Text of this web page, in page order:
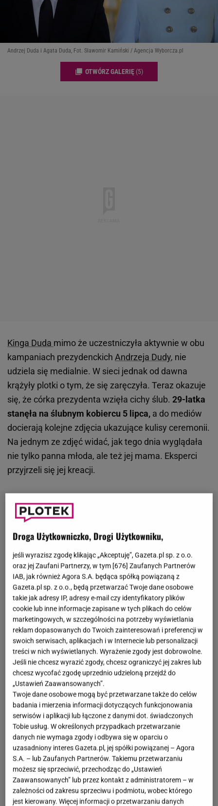
Andrzej Duda i Agata Duda, Fot. Sławomir Kamiński / Agencja Wyborcza.pl
OTWÓRZ GALERIĘ (5)
Kinga Duda mimo że uczestniczyła aktywnie w obu
kampaniach prezydenckich Andrzeja Dudy, nie
udziela się medialnie. W sieci jednak od dawna
krążyły plotki o tym, że się zaręczyła. Teraz okazuje
się, że córka prezydenta wzięła cichy ślub. 29-latka
stanęła na ślubnym kobiercu 5 lipca, a do mediów
docierają kolejne zdjęcia ukazujące kulisy ceremonii.
Na jednym ze zdjęć widać, jak tego dnia wyglądała
nie tylko panna młoda, ale też jej mama. Eksperci
przyjrzeli się jej kreacji.
Droga Użytkowniczko, Drogi Użytkowniku,
jeśli wyrazisz zgodę klikając „Akceptuję”, Gazeta.pl sp. z o.o.
oraz jej Zaufani Partnerzy, w tym [676] Zaufanych Partnerów
IAB, jak również Agora S.A. będąca spółką powiązaną z
Gazeta.pl sp. z o.o., będą przetwarzać Twoje dane osobowe
takie jak adresy IP, adresy e-mail czy identyfikatory plików
cookie lub inne informacje zapisane w tych plikach do celów
marketingowych, w szczególności na potrzeby wyświetlania
reklam dopasowanych do Twoich zainteresowań i preferencji w
swoich serwisach, aplikacjach i w Internecie lub personalizacji
treści w nich wyświetlanych. Wyrażenie zgody jest dobrowolne.
Jeśli nie chcesz wyrazić zgody, chcesz ograniczyć jej zakres lub
chcesz wycofać zgodę uprzednio udzieloną przejdź do
„Ustawień Zaawansowanych”.
Twoje dane osobowe mogą być przetwarzane także do celów
badania i mierzenia informacji dotyczących funkcjonowania
serwisów i aplikacji lub łączone z danymi dot. świadczonych
Tobie usług. W określonych przypadkach przetwarzanie
danych nie wymaga zgody i odbywa się w oparciu o
uzasadniony interes Gazeta.pl, jej spółki powiązanej – Agora
S.A. – lub Zaufanych Partnerów. Takiemu przetwarzaniu
możesz się sprzeciwić, przechodząc do „Ustawień
Zaawansowanych” lub przez kontakt z administratorem – w
zależności od zakresu sprzeciwu i podmiotu, wobec którego
jest kierowany. Więcej informacji o przetwarzaniu danych